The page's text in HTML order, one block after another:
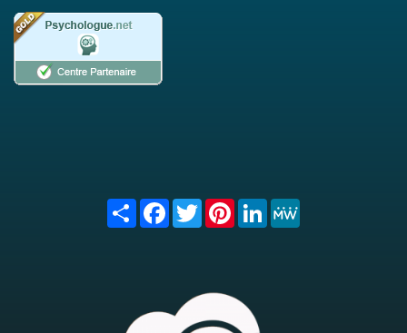
Share FacebookTwitterPinterest
LinkedIn